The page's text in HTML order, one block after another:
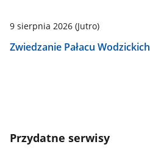
9 sierpnia 2026(Jutro)
Zwiedzanie Pałacu Wodzickich
Przydatne serwisy